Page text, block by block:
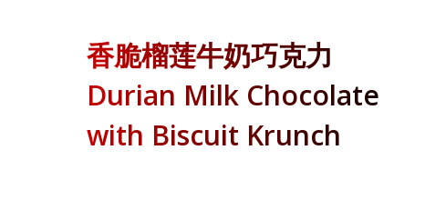
香脆榴莲牛奶巧克力
Durian Milk Chocolate
with Biscuit Krunch